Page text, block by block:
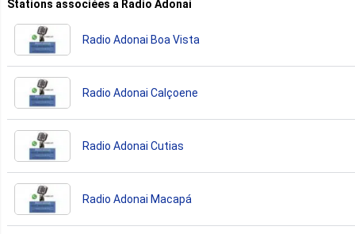
Stations associées a Radio Adonai
Radio Adonai Boa Vista
Radio Adonai Calçoene
Radio Adonai Cutias
Radio Adonai Macapá